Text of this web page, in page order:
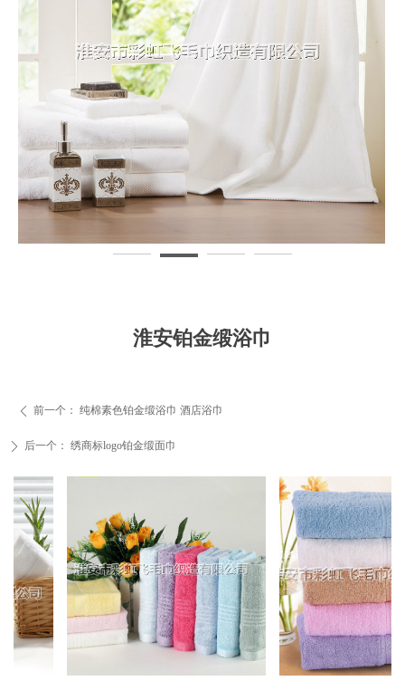
淮安铂金缎浴巾
ꄴ 前一个： 纯棉素色铂金缎浴巾 酒店浴巾
ꄲ 后一个： 绣商标logo铂金缎面巾